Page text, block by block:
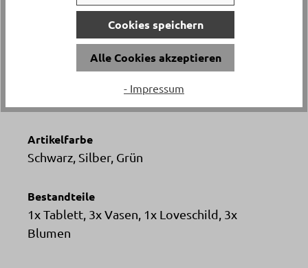
ca. 37 cm
Artikelfarbe
Schwarz, Silber, Grün
Bestandteile
1x Tablett, 3x Vasen, 1x Loveschild, 3x
Blumen
Cookies speichern
Alle Cookies akzeptieren
- Impressum